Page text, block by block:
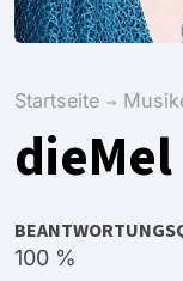
Startseite
dieMel
100 %